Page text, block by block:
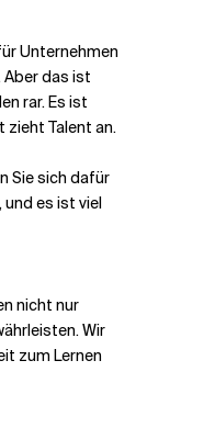
Unternehmen
Aber das ist
rar. Es ist
zieht Talent an.
Sie sich dafür
und es ist viel
nicht nur
Wir
zum Lernen